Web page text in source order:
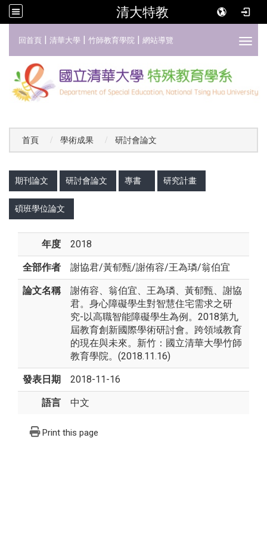
清大特教
回首頁 | 清華大學 | 竹師教育學院 | 網站導覽
首頁 學術成果 研討會論文
期刊論文 研討會論文 專書 研究計畫
碩班學位論文
年度 2018
全部作者 謝協君/黃郁甄/謝侑容/王為璘/翁伯宜
論文名稱
謝侑容、翁伯宜、王為璘、黃郁甄、謝協
君。身心障礙學生對智慧住宅需求之研
究-以高職智能障礙學生為例。2018第九
屆教育創新國際學術研討會。跨領域教育
的現在與未來。新竹：國立清華大學竹師
教育學院。(2018.11.16)
發表日期 2018-11-16
語言 中文
Print this page